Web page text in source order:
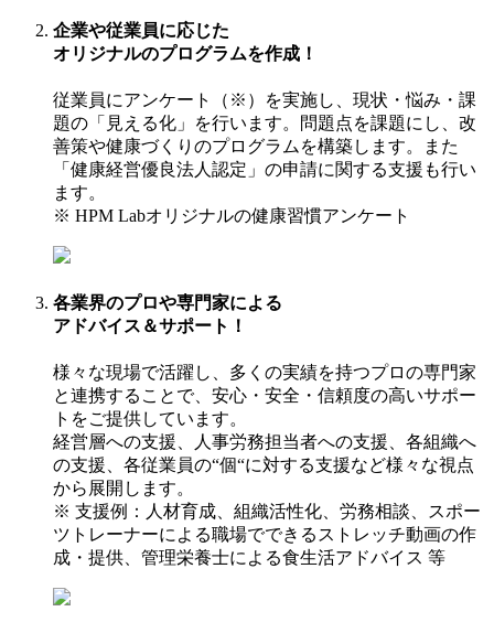
企業や従業員に応じた
オリジナルのプログラムを作成！
従業員にアンケート（※）を実施し、現状・悩み・課
題の「見える化」を行います。問題点を課題にし、改
善策や健康づくりのプログラムを構築します。また
「健康経営優良法人認定」の申請に関する支援も行い
ます。
※ HPM Labオリジナルの健康習慣アンケート
各業界のプロや専門家による
アドバイス＆サポート！
様々な現場で活躍し、多くの実績を持つプロの専門家
と連携することで、安心・安全・信頼度の高いサポー
トをご提供しています。
経営層への支援、人事労務担当者への支援、各組織へ
の支援、各従業員の“個“に対する支援など様々な視点
から展開します。
※ 支援例：人材育成、組織活性化、労務相談、スポー
ツトレーナーによる職場でできるストレッチ動画の作
成・提供、管理栄養士による食生活アドバイス 等